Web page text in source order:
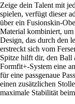
Zeige dein Talent mit
spielen, verfügt dieser
über ein Fusionskin-
Material kombiniert,
Design, das durch den
erstreckt sich vom
Spitze hilft dir, den Ball
Formfit+-System eine
für eine passgenaue
einen zusätzlichen
maximale Stabilität